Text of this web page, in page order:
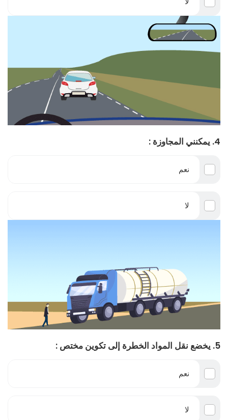
4. يمكنني المجاوزة :
نعم
لا
5. يخضع نقل المواد الخطرة إلى تكوين مختص :
نعم
لا